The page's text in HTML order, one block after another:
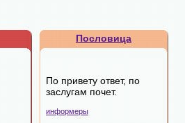
Пословица
По привету ответ, по
заслугам почет.
информеры